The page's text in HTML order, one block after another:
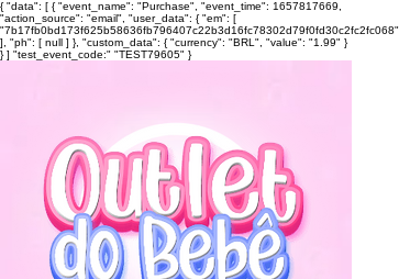
{ "data": [ { "event_name": "Purchase", "event_time": 1657817669,
"action_source": "email", "user_data": { "em": [
"7b17fb0bd173f625b58636fb796407c22b3d16fc78302d79f0fd30c2fc2fc068"
], "ph": [ null ] }, "custom_data": { "currency": "BRL", "value": "1.99" }
} ] "test_event_code:" "TEST79605" }